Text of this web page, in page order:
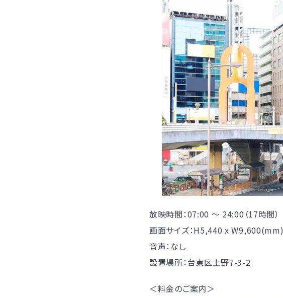
放映時間：07:00 〜 24:00（17時間）
画面サイズ：H5,440 x W9,600(mm)
音声：なし
設置場所：台東区上野7-3-2
＜料金のご案内＞